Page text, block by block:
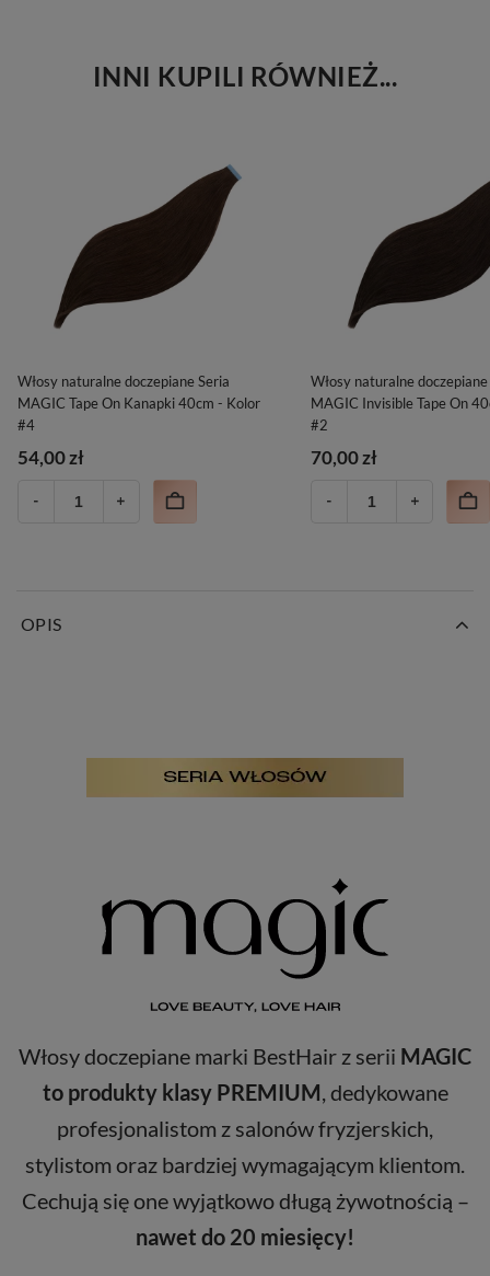
INNI KUPILI RÓWNIEŻ...
Włosy naturalne doczepiane Seria
MAGIC Tape On Kanapki 40cm - Kolor
#4
54,00 zł
Włosy naturalne
MAGIC Invisible Tape On
#2
70,00 zł
OPIS
Włosy doczepiane marki BestHair z serii MAGIC
to produkty klasy PREMIUM , dedykowane
profesjonalistom z salonów fryzjerskich,
stylistom oraz bardziej wymagającym klientom.
Cechują się one wyjątkowo długą żywotnością –
nawet do 20 miesięcy!